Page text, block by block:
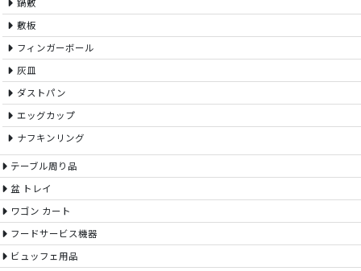
敷板
フィンガーボール
灰皿
ダストパン
エッグカップ
ナフキンリング
テーブル周り品
盆 トレイ
ワゴン カート
フードサービス機器
ビュッフェ用品